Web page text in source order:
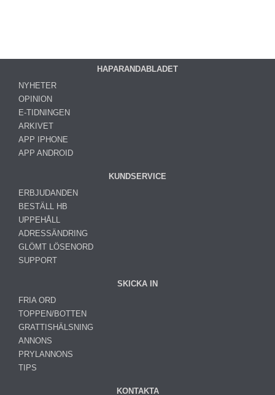
HAPARANDABLADET
NYHETER
OPINION
E-TIDNINGEN
ARKIVET
APP IPHONE
APP ANDROID
KUNDSERVICE
ERBJUDANDEN
BESTÄLL HB
UPPEHÅLL
ADRESSÄNDRING
GLÖMT LÖSENORD
SUPPORT
SKICKA IN
FRIA ORD
TOPPEN/BOTTEN
GRATTISHÄLSNING
ANNONS
PRYLANNONS
TIPS
KONTAKTA